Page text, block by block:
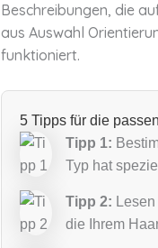
Beschreibungen, die
aus Auswahl
funktioniert.
5 Tipps für die
Tipp 1:
Typ hat
Tipp 2:
die Ihrem